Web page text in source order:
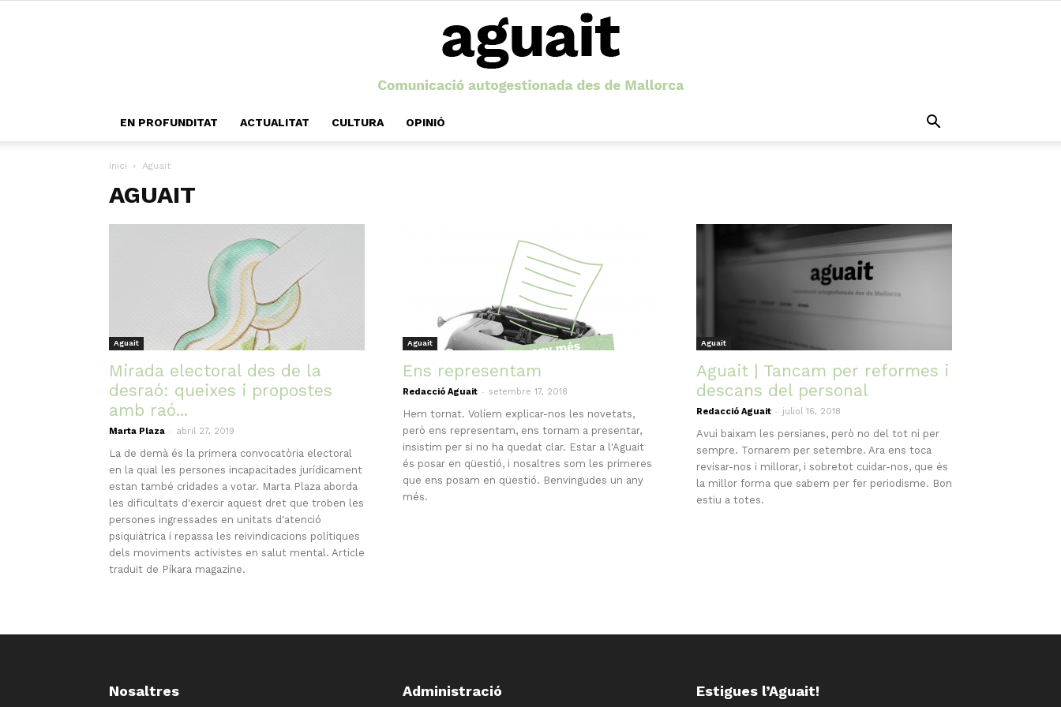
EN PROFUNDITAT ACTUALITAT CULTURA OPINIÓ
Inici Aguait
AGUAIT
Aguait
Mirada electoral des de la
desraó: queixes i propostes
amb raó...
Marta Plaza - abril 27, 2019
La de demà és la primera convocatòria electoral
en la qual les persones incapacitades jurídicament
estan també cridades a votar. Marta Plaza aborda
les dificultats d'exercir aquest dret que troben les
persones ingressades en unitats d'atenció
psiquiàtrica i repassa les reivindicacions polítiques
dels moviments activistes en salut mental. Article
traduït de Píkara magazine.
Aguait
Ens representam
Redacció Aguait - setembre 17, 2018
Hem tornat. Volíem explicar-nos les novetats,
però ens representam, ens tornam a presentar,
insistim per si no ha quedat clar. Estar a l'Aguait
és posar en qüestió, i nosaltres som les primeres
que ens posam en qüestió. Benvingudes un any
més.
Aguait
Aguait | Tancam per reformes i
descans del personal
Redacció Aguait - juliol 16, 2018
Avui baixam les persianes, però no del tot ni per
sempre. Tornarem per setembre. Ara ens toca
revisar-nos i millorar, i sobretot cuidar-nos, que és
la millor forma que sabem per fer periodisme. Bon
estiu a totes.
Nosaltres Administració Estigues l’Aguait!